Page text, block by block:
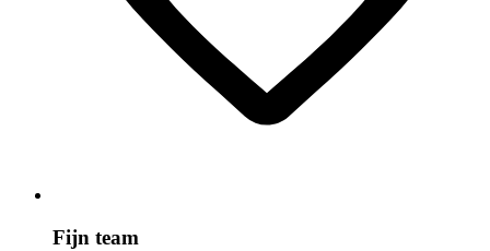
Fijn team